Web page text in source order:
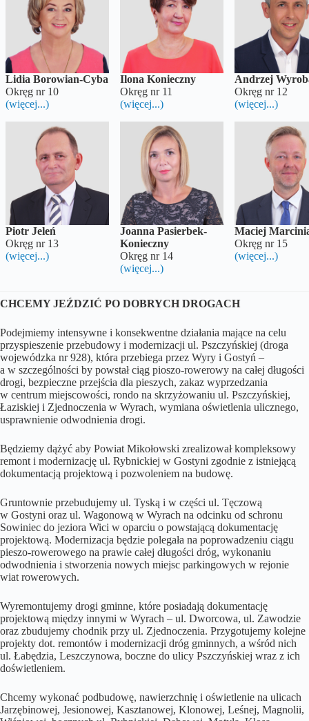
Lidia Borowian-Cyba
Okręg nr 10
(więcej...)
Ilona Konieczny
Okręg nr 11
(więcej...)
Andrzej
Okręg nr 12
(więcej...)
Piotr Jeleń
Okręg nr 13
(więcej...)
Joanna Pasierbek-
Konieczny
Okręg nr 14
(więcej...)
Maciej
Okręg nr 15
(więcej...)
CHCEMY JEŹDZIĆ PO DOBRYCH DROGACH
Podejmiemy intensywne i konsekwentne działania mające na celu
przyspieszenie przebudowy i modernizacji ul. Pszczyńskiej (droga
wojewódzka nr 928), która przebiega przez Wyry i Gostyń –
a w szczególności by powstał ciąg pioszo-rowerowy na całej długości
drogi, bezpieczne przejścia dla pieszych, zakaz wyprzedzania
w centrum miejscowości, rondo na skrzyżowaniu ul. Pszczyńskiej,
Łaziskiej i Zjednoczenia w Wyrach, wymiana oświetlenia ulicznego,
usprawnienie odwodnienia drogi.
Będziemy dążyć aby Powiat Mikołowski zrealizował kompleksowy
remont i modernizację ul. Rybnickiej w Gostyni zgodnie z istniejącą
dokumentacją projektową i pozwoleniem na budowę.
Gruntownie przebudujemy ul. Tyską i w części ul. Tęczową
w Gostyni oraz ul. Wagonową w Wyrach na odcinku od schronu
Sowiniec do jeziora Wici w oparciu o powstającą dokumentację
projektową. Modernizacja będzie polegała na poprowadzeniu ciągu
pieszo-rowerowego na prawie całej długości dróg, wykonaniu
odwodnienia i stworzenia nowych miejsc parkingowych w rejonie
wiat rowerowych.
Wyremontujemy drogi gminne, które posiadają dokumentację
projektową między innymi w Wyrach – ul. Dworcowa, ul. Zawodzie
oraz zbudujemy chodnik przy ul. Zjednoczenia. Przygotujemy kolejne
projekty dot. remontów i modernizacji dróg gminnych, a wśród nich
ul. Łabędzia, Leszczynowa, boczne do ulicy Pszczyńskiej wraz z ich
doświetleniem.
Chcemy wykonać podbudowę, nawierzchnię i oświetlenie na ulicach
Jarzębinowej, Jesionowej, Kasztanowej, Klonowej, Leśnej, Magnolii,